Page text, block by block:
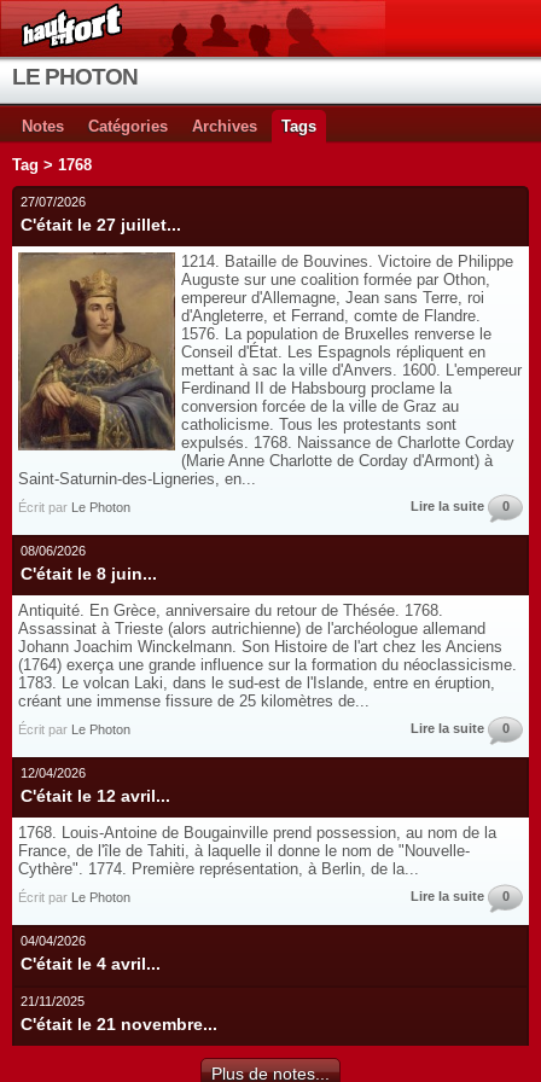
LE PHOTON
Notes Catégories Archives Tags
Tag > 1768
27/07/2026
C'était le 27 juillet...
1214. Bataille de Bouvines. Victoire de Philippe
Auguste sur une coalition formée par Othon,
empereur d'Allemagne, Jean sans Terre, roi
d'Angleterre, et Ferrand, comte de Flandre.
1576. La population de Bruxelles renverse le
Conseil d'État. Les Espagnols répliquent en
mettant à sac la ville d'Anvers. 1600. L'empereur
Ferdinand II de Habsbourg proclame la
conversion forcée de la ville de Graz au
catholicisme. Tous les protestants sont
expulsés. 1768. Naissance de Charlotte Corday
(Marie Anne Charlotte de Corday d'Armont) à
Saint-Saturnin-des-Ligneries, en...
Écrit par Le Photon Lire la suite 0
08/06/2026
C'était le 8 juin...
Antiquité. En Grèce, anniversaire du retour de Thésée. 1768.
Assassinat à Trieste (alors autrichienne) de l'archéologue allemand
Johann Joachim Winckelmann. Son Histoire de l'art chez les Anciens
(1764) exerça une grande influence sur la formation du néoclassicisme.
1783. Le volcan Laki, dans le sud-est de l'Islande, entre en éruption,
créant une immense fissure de 25 kilomètres de...
Écrit par Le Photon Lire la suite 0
12/04/2026
C'était le 12 avril...
1768. Louis-Antoine de Bougainville prend possession, au nom de la
France, de l'île de Tahiti, à laquelle il donne le nom de "Nouvelle-
Cythère". 1774. Première représentation, à Berlin, de la...
Écrit par Le Photon Lire la suite 0
04/04/2026
C'était le 4 avril...
21/11/2025
C'était le 21 novembre...
Plus de notes...